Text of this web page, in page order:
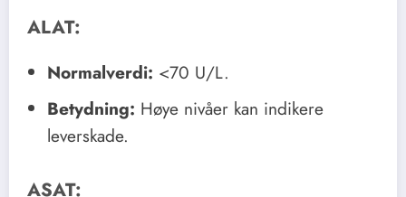
ALAT:
Normalverdi: <70 U/L.
Betydning: Høye nivåer kan indikere
leverskade.
ASAT: